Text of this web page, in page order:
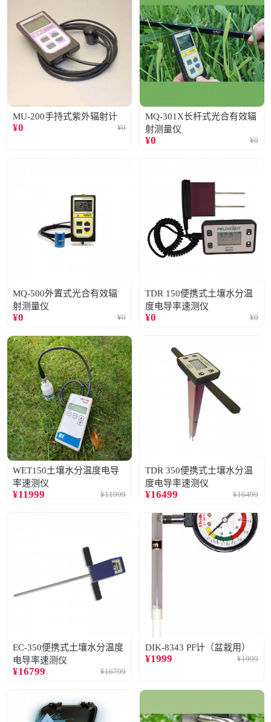
MU-200手持式紫外辐射计
¥0 ¥0
MQ-301X长杆式光合有效辐
射测量仪
¥0 ¥0
MQ-500外置式光合有效辐
射测量仪
¥0 ¥0
TDR 150便携式土壤水分温
度电导率速测仪
¥0 ¥0
WET150土壤水分温度电导
率速测仪
¥11999 ¥11999
TDR 350便携式土壤水分温
度电导率速测仪
¥16499 ¥16499
EC-350便携式土壤水分温度
电导率速测仪
¥16799 ¥16799
DIK-8343 PF计（盆栽用）
¥1999 ¥1999